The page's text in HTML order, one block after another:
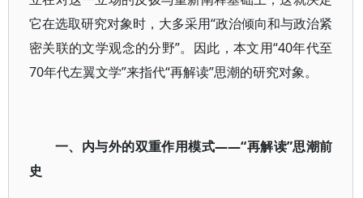
它在选取研究对象时，大多采用“政治倾向和与政治紧
密关联的文学观念的分野”。因此，本文用“40年代至
70年代左翼文学”来指代“再解读”思潮的研究对象。
一、内与外的双重作用模式——“再解读”思潮前
史